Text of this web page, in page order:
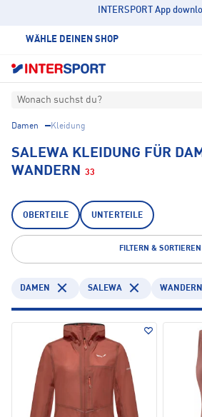
INTERSPORT App
WÄHLE DEINEN SHOP
Wonach suchst du?
Damen Kleidung
SALEWA KLEIDUNG FÜR
WANDERN 33
OBERTEILE UNTERTEILE
FILTERN & SORTIEREN
DAMEN SALEWA WANDERN